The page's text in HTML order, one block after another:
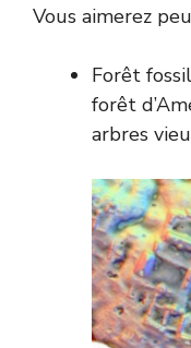
Vous aimerez
Forêt
forêt
arbres